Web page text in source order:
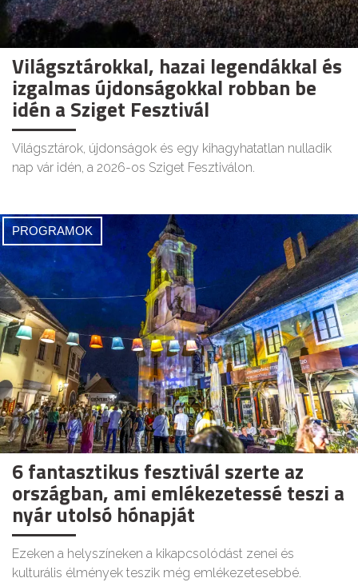
Világsztárokkal, hazai legendákkal és
izgalmas újdonságokkal robban be
idén a Sziget Fesztivál
Világsztárok, újdonságok és egy kihagyhatatlan nulladik
nap vár idén, a 2026-os Sziget Fesztiválon.
PROGRAMOK
6 fantasztikus fesztivál szerte az
országban, ami emlékezetessé teszi a
nyár utolsó hónapját
Ezeken a helyszíneken a kikapcsolódást zenei és
kulturális élmények teszik még emlékezetesebbé.